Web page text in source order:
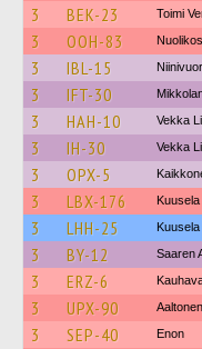
3 BEK-23 Toimi
3 OOH-83
3 IBL-15
3 IFT-30
3 HAH-10 Vekka
3 IH-30 Vekka
3 OPX-5
3 LBX-176 Kuusela
3 LHH-25 Kuusela
3 BY-12 Saaren
3 ERZ-6
3 UPX-90 Aaltonen
3 SEP-40 Enon